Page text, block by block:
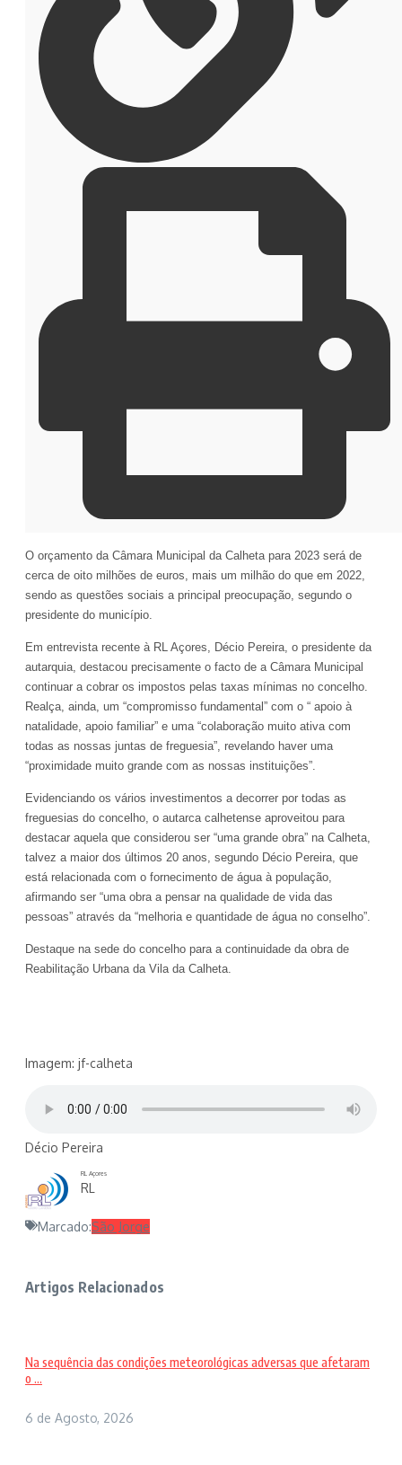
O orçamento da Câmara Municipal da Calheta para 2023 será de
cerca de oito milhões de euros, mais um milhão do que em 2022,
sendo as questões sociais a principal preocupação, segundo o
presidente do município.
Em entrevista recente à RL Açores, Décio Pereira, o presidente da
autarquia, destacou precisamente o facto de a Câmara Municipal
continuar a cobrar os impostos pelas taxas mínimas no concelho.
Realça, ainda, um “compromisso fundamental” com o “ apoio à
natalidade, apoio familiar” e uma “colaboração muito ativa com
todas as nossas juntas de freguesia”, revelando haver uma
“proximidade muito grande com as nossas instituições”.
Evidenciando os vários investimentos a decorrer por todas as
freguesias do concelho, o autarca calhetense aproveitou para
destacar aquela que considerou ser “uma grande obra” na Calheta,
talvez a maior dos últimos 20 anos, segundo Décio Pereira, que
está relacionada com o fornecimento de água à população,
afirmando ser “uma obra a pensar na qualidade de vida das
pessoas” através da “melhoria e quantidade de água no conselho”.
Destaque na sede do concelho para a continuidade da obra de
Reabilitação Urbana da Vila da Calheta.
Imagem: jf-calheta
Décio Pereira
RL Açores
RL
Marcado:São Jorge
Artigos Relacionados
Na sequência das condições meteorológicas adversas que afetaram
o ...
6 de Agosto, 2026